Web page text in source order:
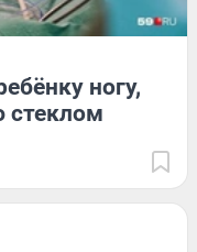
ногу,
стеклом